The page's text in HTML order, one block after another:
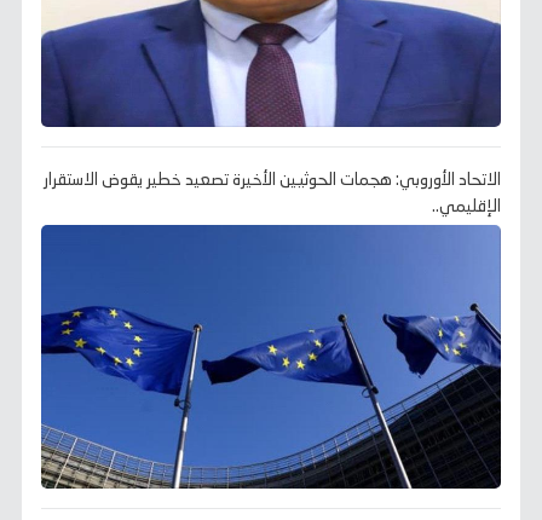
الاتحاد الأوروبي: هجمات الحوثيين الأخيرة تصعيد خطير يقوض الاستقرار
الإقليمي..